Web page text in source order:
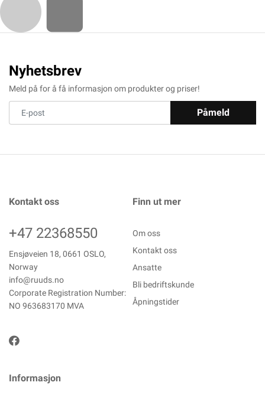
Nyhetsbrev
Meld på for å få informasjon om produkter og priser!
Påmeld
Kontakt oss
+47 22368550
Ensjøveien 18, 0661 OSLO,
Norway
info@ruuds.no
Corporate Registration Number:
NO 963683170 MVA
Finn ut mer
Om oss
Kontakt oss
Ansatte
Bli bedriftskunde
Åpningstider
Informasjon